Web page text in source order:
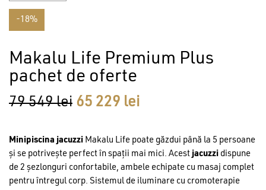
-18%
Makalu Life Premium Plus
pachet de oferte
79 549lei Prețul
a
fost:
79
549 lei.
65 229 leiPrețul
este:
65
229 lei.
Minipiscina jacuzzi Makalu Life poate găzdui până la 5 persoane
și se potrivește perfect în spații mai mici. Acest jacuzzi dispune
de 2 șezlonguri confortabile, ambele echipate cu masaj complet
pentru întregul corp. Sistemul de iluminare cu cromoterapie